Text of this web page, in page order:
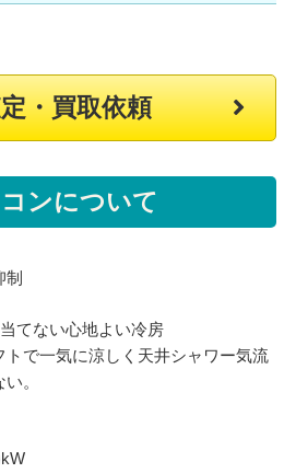
・買取依頼
ンについて
てない心地よい冷房
トで一気に涼しく天井シャワー気流
。